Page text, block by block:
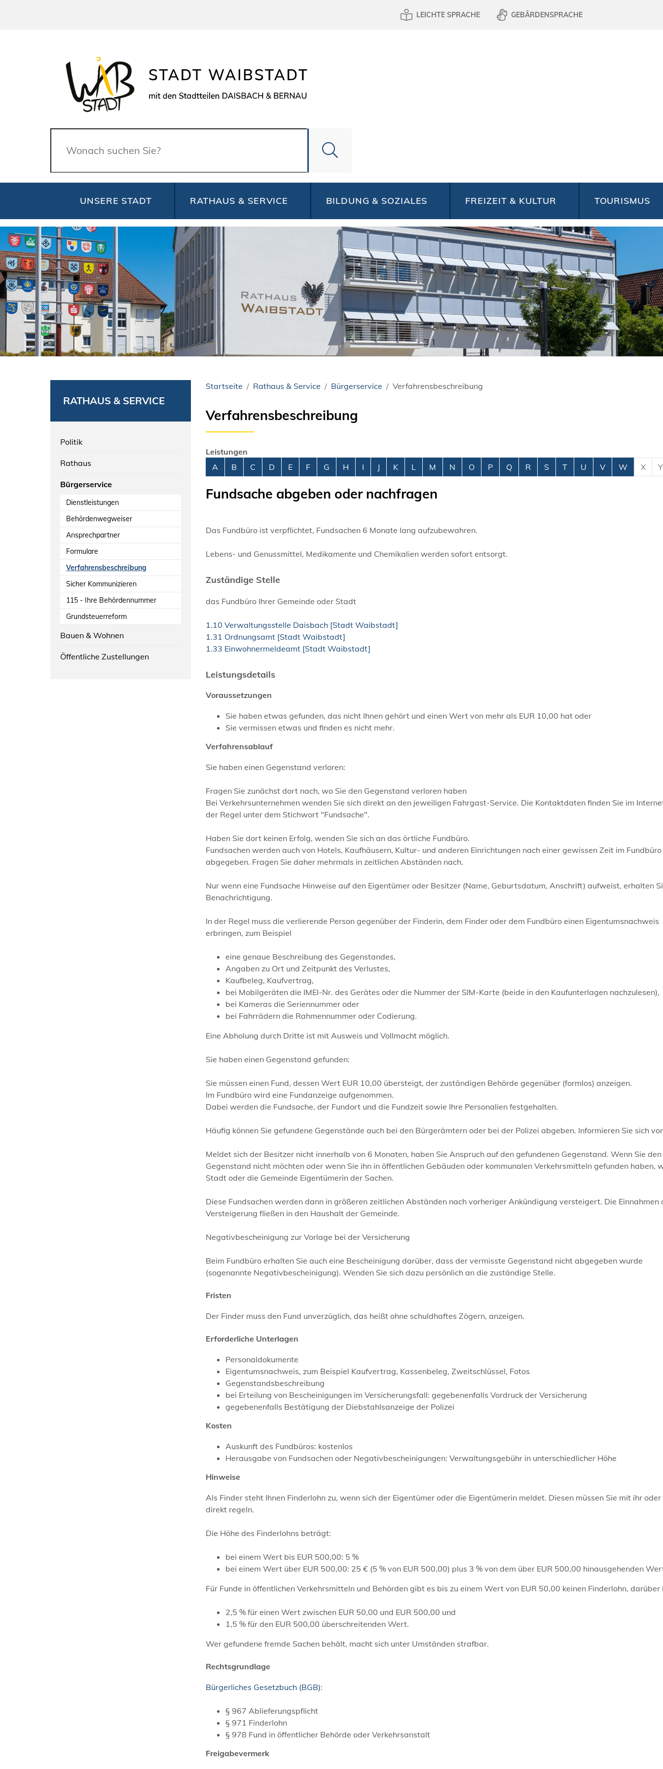
LEICHTE SPRACHE GEBÄRDENSPRACHE
Suche
UNSERE STADT RATHAUS & SERVICE BILDUNG & SOZIALES FREIZEIT & KULTUR TOURISMUS
RATHAUS & SERVICE
Politik
Rathaus
Bürgerservice
Dienstleistungen
Behördenwegweiser
Ansprechpartner
Formulare
Verfahrensbeschreibung
Sicher Kommunizieren
115 - Ihre Behördennummer
Grundsteuerreform
Bauen & Wohnen
Öffentliche Zustellungen
Startseite Rathaus & Service Bürgerservice Verfahrensbeschreibung
Verfahrensbeschreibung
Leistungen
Alphabetisches Register überspringen
A B C D E F G H I J K L M N O P Q R S T U V W X Y
Fundsache abgeben oder nachfragen
Das Fundbüro ist verpflichtet, Fundsachen 6 Monate lang aufzubewahren.
Lebens- und Genussmittel, Medikamente und Chemikalien werden sofort entsorgt.
Zuständige Stelle
das Fundbüro Ihrer Gemeinde oder Stadt
1.10 Verwaltungsstelle Daisbach [Stadt Waibstadt]
1.31 Ordnungsamt [Stadt Waibstadt]
1.33 Einwohnermeldeamt [Stadt Waibstadt]
Leistungsdetails
Voraussetzungen
Sie haben etwas gefunden, das nicht Ihnen gehört und einen Wert von mehr als EUR 10,00 hat oder
Sie vermissen etwas und finden es nicht mehr.
Verfahrensablauf
Sie haben einen Gegenstand verloren:
Fragen Sie zunächst dort nach, wo Sie den Gegenstand verloren haben
Bei Verkehrsunternehmen wenden Sie sich direkt an den jeweiligen Fahrgast-Service. Die Kontaktdaten finden Sie im
der Regel unter dem Stichwort "Fundsache".
Haben Sie dort keinen Erfolg, wenden Sie sich an das örtliche Fundbüro.
Fundsachen werden auch von Hotels, Kaufhäusern, Kultur- und anderen Einrichtungen nach einer gewissen Zeit im Fundbüro
abgegeben. Fragen Sie daher mehrmals in zeitlichen Abständen nach.
Nur wenn eine Fundsache Hinweise auf den Eigentümer oder Besitzer (Name, Geburtsdatum, Anschrift) aufweist, erhalten
Benachrichtigung.
In der Regel muss die verlierende Person gegenüber der Finderin, dem Finder oder dem Fundbüro einen Eigentumsnachweis
erbringen, zum Beispiel
eine genaue Beschreibung des Gegenstandes,
Angaben zu Ort und Zeitpunkt des Verlustes,
Kaufbeleg, Kaufvertrag,
bei Mobilgeräten die IMEI-Nr. des Gerätes oder die Nummer der SIM-Karte (beide in den Kaufunterlagen nachzulesen),
bei Kameras die Seriennummer oder
bei Fahrrädern die Rahmennummer oder Codierung.
Eine Abholung durch Dritte ist mit Ausweis und Vollmacht möglich.
Sie haben einen Gegenstand gefunden:
Sie müssen einen Fund, dessen Wert EUR 10,00 übersteigt, der zuständigen Behörde gegenüber (formlos) anzeigen.
Im Fundbüro wird eine Fundanzeige aufgenommen.
Dabei werden die Fundsache, der Fundort und die Fundzeit sowie Ihre Personalien festgehalten.
Häufig können Sie gefundene Gegenstände auch bei den Bürgerämtern oder bei der Polizei abgeben. Informieren Sie sich
Meldet sich der Besitzer nicht innerhalb von 6 Monaten, haben Sie Anspruch auf den gefundenen Gegenstand. Wenn Sie den
Gegenstand nicht möchten oder wenn Sie ihn in öffentlichen Gebäuden oder kommunalen Verkehrsmitteln gefunden haben,
Stadt oder die Gemeinde Eigentümerin der Sachen.
Diese Fundsachen werden dann in größeren zeitlichen Abständen nach vorheriger Ankündigung versteigert. Die Einnahmen
Versteigerung fließen in den Haushalt der Gemeinde.
Negativbescheinigung zur Vorlage bei der Versicherung
Beim Fundbüro erhalten Sie auch eine Bescheinigung darüber, dass der vermisste Gegenstand nicht abgegeben wurde
(sogenannte Negativbescheinigung). Wenden Sie sich dazu persönlich an die zuständige Stelle.
Fristen
Der Finder muss den Fund unverzüglich, das heißt ohne schuldhaftes Zögern, anzeigen.
Erforderliche Unterlagen
Personaldokumente
Eigentumsnachweis, zum Beispiel Kaufvertrag, Kassenbeleg, Zweitschlüssel, Fotos
Gegenstandsbeschreibung
bei Erteilung von Bescheinigungen im Versicherungsfall: gegebenenfalls Vordruck der Versicherung
gegebenenfalls Bestätigung der Diebstahlsanzeige der Polizei
Kosten
Auskunft des Fundbüros: kostenlos
Herausgabe von Fundsachen oder Negativbescheinigungen: Verwaltungsgebühr in unterschiedlicher Höhe
Hinweise
Als Finder steht Ihnen Finderlohn zu, wenn sich der Eigentümer oder die Eigentümerin meldet. Diesen müssen Sie mit ihr oder
direkt regeln.
Die Höhe des Finderlohns beträgt:
bei einem Wert bis EUR 500,00: 5 %
bei einem Wert über EUR 500,00: 25 € (5 % von EUR 500,00) plus 3 % von dem über EUR 500,00 hinausgehenden
Für Funde in öffentlichen Verkehrsmitteln und Behörden gibt es bis zu einem Wert von EUR 50,00 keinen Finderlohn, darüber
2,5 % für einen Wert zwischen EUR 50,00 und EUR 500,00 und
1,5 % für den EUR 500,00 überschreitenden Wert.
Wer gefundene fremde Sachen behält, macht sich unter Umständen strafbar.
Rechtsgrundlage
Bürgerliches Gesetzbuch (BGB):
§ 967 Ablieferungspflicht
§ 971 Finderlohn
§ 978 Fund in öffentlicher Behörde oder Verkehrsanstalt
Freigabevermerk